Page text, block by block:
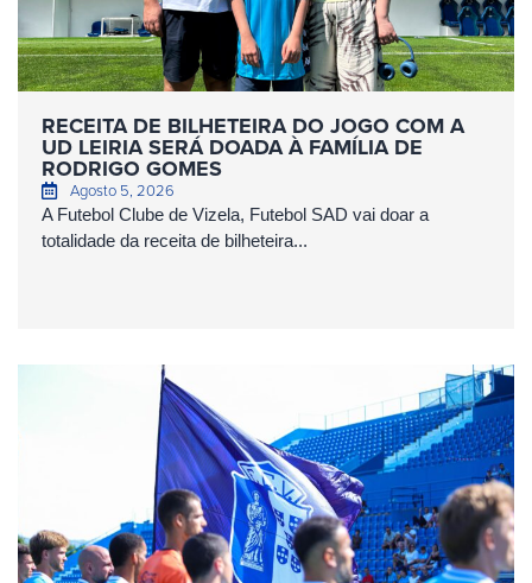
RECEITA DE BILHETEIRA DO JOGO COM A
UD LEIRIA SERÁ DOADA À FAMÍLIA DE
RODRIGO GOMES
Agosto 5, 2026
A Futebol Clube de Vizela, Futebol SAD vai doar a
totalidade da receita de bilheteira...